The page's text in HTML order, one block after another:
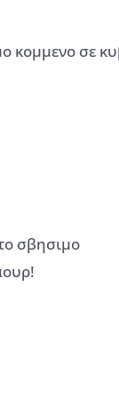
κομμενο σε
σβησιμο